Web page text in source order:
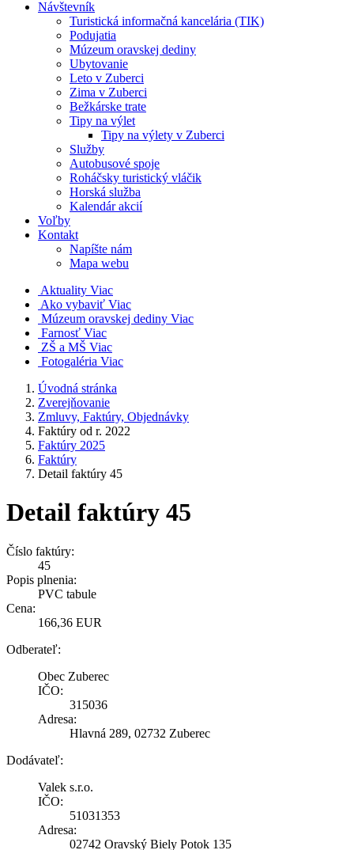
Návštevník
Turistická informačná kancelária (TIK)
Podujatia
Múzeum oravskej dediny
Ubytovanie
Leto v Zuberci
Zima v Zuberci
Bežkárske trate
Tipy na výlet
Tipy na výlety v Zuberci
Služby
Autobusové spoje
Roháčsky turistický vláčik
Horská služba
Kalendár akcií
Voľby
Kontakt
Napíšte nám
Mapa webu
Aktuality Viac
Ako vybaviť Viac
Múzeum oravskej dediny Viac
Farnosť Viac
ZŠ a MŠ Viac
Fotogaléria Viac
Úvodná stránka
Zverejňovanie
Zmluvy, Faktúry, Objednávky
Faktúry od r. 2022
Faktúry 2025
Faktúry
Detail faktúry 45
Detail faktúry 45
Číslo faktúry:
45
Popis plnenia:
PVC tabule
Cena:
166,36 EUR
Odberateľ:
Obec Zuberec
IČO:
315036
Adresa:
Hlavná 289, 02732 Zuberec
Dodávateľ:
Valek s.r.o.
IČO:
51031353
Adresa:
02742 Oravský Biely Potok 135